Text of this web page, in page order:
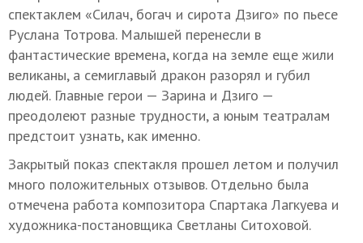
спектаклем «Силач, богач и сирота Дзиго» по пьесе
Руслана Тотрова. Малышей перенесли в
фантастические времена, когда на земле еще жили
великаны, а семиглавый дракон разорял и губил
людей. Главные герои — Зарина и Дзиго —
преодолеют разные трудности, а юным театралам
предстоит узнать, как именно.
Закрытый показ спектакля прошел летом и получил
много положительных отзывов. Отдельно была
отмечена работа композитора Спартака Лагкуева и
художника-постановщика Светланы Ситоховой.